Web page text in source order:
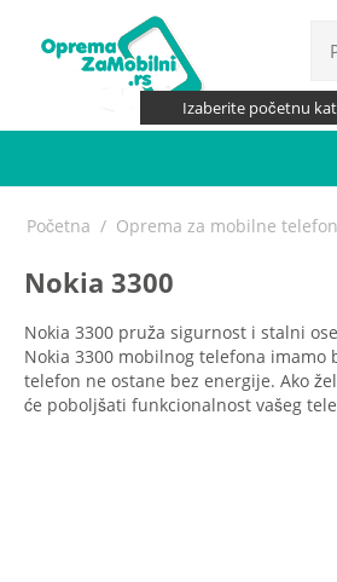
Izaberite početnu
Početna / Oprema za mobilne
Nokia 3300
Nokia 3300 pruža sigurnost i stalni
Nokia 3300 mobilnog telefona
telefon ne ostane bez energije. Ako
će poboljšati funkcionalnost vašeg